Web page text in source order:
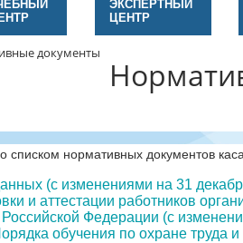
ЭКСПЕРТНЫЙ
ЦЕНТР
документы
списком нормативных документов
(с изменениями на 31
и аттестации работников
Федерации (с
обучения по охране труда